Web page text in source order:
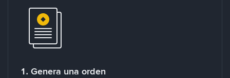
1. Genera una orden